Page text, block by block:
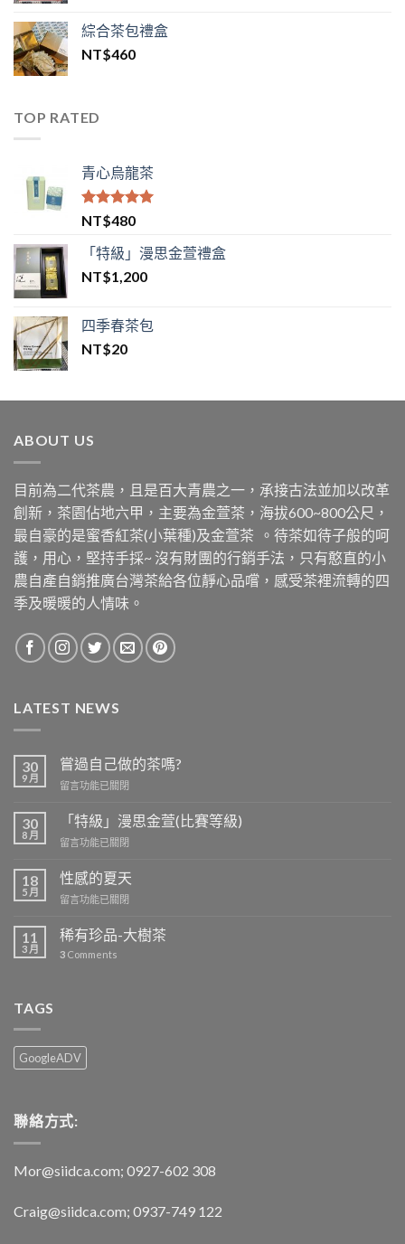
綜合茶包禮盒
NT$460
TOP RATED
青心烏龍茶
評分5.00
滿分 5
NT$480
「特級」漫思金萱禮盒
NT$1,200
四季春茶包
NT$20
ABOUT US
目前為二代茶農，且是百大青農之一，承接古法並加以改革
創新，茶園佔地六甲，主要為金萱茶，海拔600~800公尺，
最自豪的是蜜香紅茶(小葉種)及金萱茶 。待茶如待子般的呵
護，用心，堅持手採~ 沒有財團的行銷手法，只有憨直的小
農自產自銷推廣台灣茶給各位靜心品嚐，感受茶裡流轉的四
季及暖暖的人情味。
LATEST NEWS
30
9 月
嘗過自己做的茶嗎?
在
己
的
嗎?〉
留言功能已關閉
30
8 月
「特級」漫思金萱(比賽等級)
在
級」
漫
思
萱
留言功能已關閉
18
5 月
性感的夏天
在
感
的
夏
留言功能已關閉
11
3 月
稀有珍品-大樹茶
3 Comments
TAGS
GoogleADV
聯絡方式:
Mor@siidca.com; 0927-602 308
Craig@siidca.com; 0937-749 122